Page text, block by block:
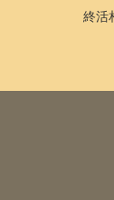
終活